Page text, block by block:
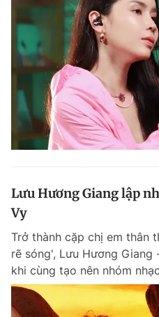
Lưu Hương Giang lập
Vy
Trở thành cặp chị em thân
rẽ sóng', Lưu Hương
khi cùng tạo nên nhóm